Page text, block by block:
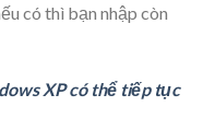
có thì bạn nhập còn
XP có thể tiếp tục